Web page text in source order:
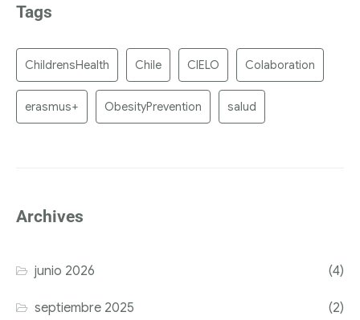
Tags
ChildrensHealth Chile CIELO Colaboration
erasmus+ ObesityPrevention salud
Archives
junio 2026 (4)
septiembre 2025 (2)